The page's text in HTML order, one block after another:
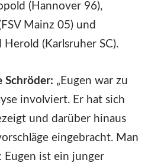
(Hannover 96),
Mainz 05) und
(Karlsruher SC).
Schröder: „Eugen war zu
involviert. Er hat sich
und darüber hinaus
eingebracht. Man
Eugen ist ein junger